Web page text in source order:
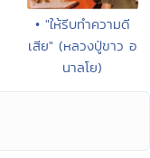
• "ให้รีบทำความดี
เสีย" (หลวงปู่ขาว อ
นาลโย)